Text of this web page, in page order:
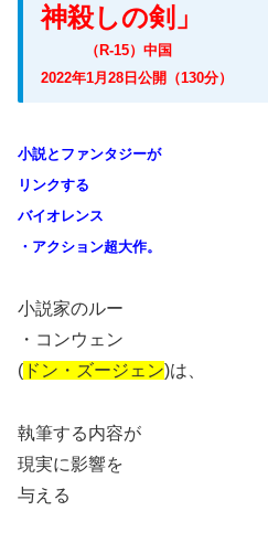
神殺しの剣」
（R-15）中国
2022年1月28日公開（130分）
小説とファンタジーが
リンクする
バイオレンス
・アクション超大作。
小説家のルー
・コンウェン
( ドン・ズージェン)は、
執筆する内容が
現実に影響を
与える